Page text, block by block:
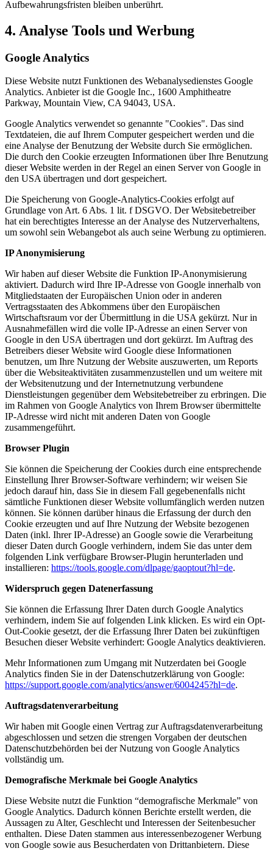
Aufbewahrungsfristen bleiben unberührt.
4. Analyse Tools und Werbung
Google Analytics
Diese Website nutzt Funktionen des Webanalysedienstes Google
Analytics. Anbieter ist die Google Inc., 1600 Amphitheatre
Parkway, Mountain View, CA 94043, USA.
Google Analytics verwendet so genannte "Cookies". Das sind
Textdateien, die auf Ihrem Computer gespeichert werden und die
eine Analyse der Benutzung der Website durch Sie ermöglichen.
Die durch den Cookie erzeugten Informationen über Ihre Benutzung
dieser Website werden in der Regel an einen Server von Google in
den USA übertragen und dort gespeichert.
Die Speicherung von Google-Analytics-Cookies erfolgt auf
Grundlage von Art. 6 Abs. 1 lit. f DSGVO. Der Websitebetreiber
hat ein berechtigtes Interesse an der Analyse des Nutzerverhaltens,
um sowohl sein Webangebot als auch seine Werbung zu optimieren.
IP Anonymisierung
Wir haben auf dieser Website die Funktion IP-Anonymisierung
aktiviert. Dadurch wird Ihre IP-Adresse von Google innerhalb von
Mitgliedstaaten der Europäischen Union oder in anderen
Vertragsstaaten des Abkommens über den Europäischen
Wirtschaftsraum vor der Übermittlung in die USA gekürzt. Nur in
Ausnahmefällen wird die volle IP-Adresse an einen Server von
Google in den USA übertragen und dort gekürzt. Im Auftrag des
Betreibers dieser Website wird Google diese Informationen
benutzen, um Ihre Nutzung der Website auszuwerten, um Reports
über die Websiteaktivitäten zusammenzustellen und um weitere mit
der Websitenutzung und der Internetnutzung verbundene
Dienstleistungen gegenüber dem Websitebetreiber zu erbringen. Die
im Rahmen von Google Analytics von Ihrem Browser übermittelte
IP-Adresse wird nicht mit anderen Daten von Google
zusammengeführt.
Browser Plugin
Sie können die Speicherung der Cookies durch eine entsprechende
Einstellung Ihrer Browser-Software verhindern; wir weisen Sie
jedoch darauf hin, dass Sie in diesem Fall gegebenenfalls nicht
sämtliche Funktionen dieser Website vollumfänglich werden nutzen
können. Sie können darüber hinaus die Erfassung der durch den
Cookie erzeugten und auf Ihre Nutzung der Website bezogenen
Daten (inkl. Ihrer IP-Adresse) an Google sowie die Verarbeitung
dieser Daten durch Google verhindern, indem Sie das unter dem
folgenden Link verfügbare Browser-Plugin herunterladen und
installieren: https://tools.google.com/dlpage/gaoptout?hl=de.
Widerspruch gegen Datenerfassung
Sie können die Erfassung Ihrer Daten durch Google Analytics
verhindern, indem Sie auf folgenden Link klicken. Es wird ein Opt-
Out-Cookie gesetzt, der die Erfassung Ihrer Daten bei zukünftigen
Besuchen dieser Website verhindert: Google Analytics deaktivieren.
Mehr Informationen zum Umgang mit Nutzerdaten bei Google
Analytics finden Sie in der Datenschutzerklärung von Google:
https://support.google.com/analytics/answer/6004245?hl=de.
Auftragsdatenverarbeitung
Wir haben mit Google einen Vertrag zur Auftragsdatenverarbeitung
abgeschlossen und setzen die strengen Vorgaben der deutschen
Datenschutzbehörden bei der Nutzung von Google Analytics
vollständig um.
Demografische Merkmale bei Google Analytics
Diese Website nutzt die Funktion “demografische Merkmale” von
Google Analytics. Dadurch können Berichte erstellt werden, die
Aussagen zu Alter, Geschlecht und Interessen der Seitenbesucher
enthalten. Diese Daten stammen aus interessenbezogener Werbung
von Google sowie aus Besucherdaten von Drittanbietern. Diese